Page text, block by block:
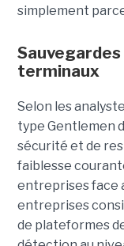
simplement
terminaux
Selon les
type Gentlemen
sécurité et de
faiblesse
entreprises face
entreprises
de plateformes